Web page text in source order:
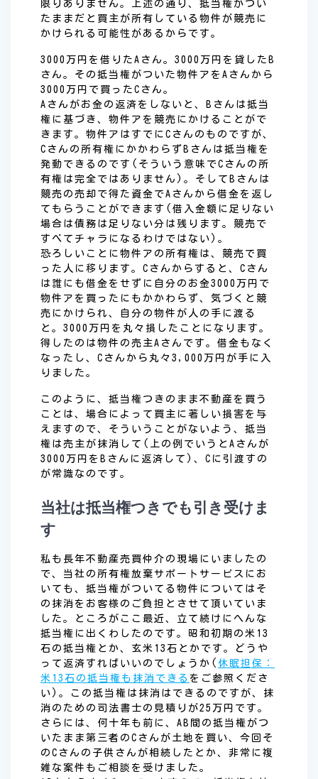
限りありません。上述の通り、抵当権がつい
たままだと買主が所有している物件が競売に
かけられる可能性があるからです。
3000万円を借りたAさん。3000万円を貸したB
さん。その抵当権がついた物件アをAさんから
3000万円で買ったCさん。
Aさんがお金の返済をしないと、Bさんは抵当
権に基づき、物件アを競売にかけることがで
きます。物件アはすでにCさんのものですが、
Cさんの所有権にかかわらずBさんは抵当権を
発動できるのです(そういう意味でCさんの所
有権は完全ではありません)。そしてBさんは
競売の売却で得た資金でAさんから借金を返し
てもらうことができます(借入金額に足りない
場合は債務は足りない分は残ります。競売で
すべてチャラになるわけではない)。
恐ろしいことに物件アの所有権は、競売で買
った人に移ります。Cさんからすると、Cさん
は誰にも借金をせずに自分のお金3000万円で
物件アを買ったにもかかわらず、気づくと競
売にかけられ、自分の物件が人の手に渡る
と。3000万円を丸々損したことになります。
得したのは物件の売主Aさんです。借金もなく
なったし、Cさんから丸々3,000万円が手に入
りました。
このように、抵当権つきのまま不動産を買う
ことは、場合によって買主に著しい損害を与
えますので、そういうことがないよう、抵当
権は売主が抹消して(上の例でいうとAさんが
3000万円をBさんに返済して)、Cに引渡すの
が常識なのです。
当社は抵当権つきでも引き受けま
す
私も長年不動産売買仲介の現場にいましたの
で、当社の所有権放棄サポートサービスにお
いても、抵当権がついてる物件についてはそ
の抹消をお客様のご負担とさせて頂いていま
した。ところがここ最近、立て続けにへんな
抵当権に出くわしたのです。昭和初期の米13
石の抵当権とか、玄米13石とかです。どうや
って返済すればいいのでしょうか( 休眠担保：
米13石の抵当権も抹消できる をご参照くださ
い)。この抵当権は抹消はできるのですが、抹
消のための司法書士の見積りが25万円です。
さらには、何十年も前に、AB間の抵当権がつ
いたまま第三者のCさんが土地を買い、今回そ
のCさんの子供さんが相続したとか、非常に複
雑な案件もご相談を受けました。